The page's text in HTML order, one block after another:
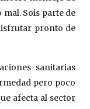
mal. Sois parte de
pronto de
sanitarias
pero poco
afecta al sector